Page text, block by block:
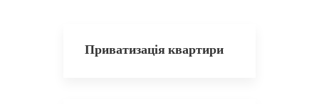
Приватизація квартири